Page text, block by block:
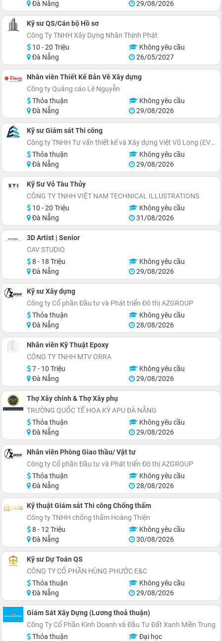
Đà Nẵng 29/08/2026
Kỹ sư QS/Cán bộ Hồ sơ
Công Ty TNHH Xây Dựng Nhân Thịnh Phát
10 - 20 Triệu
Không yêu cầu
Đà Nẵng
26/05/2027
Nhân viên Thiết Kế Bản Vẽ Xây dựng
Công ty Quảng cáo Lê Nguyễn
Thỏa thuận
Không yêu cầu
Đà Nẵng
29/08/2026
Kỹ sư Giám sát Thi công
Công ty TNHH Tư vấn thiết kế và Xây dựng Việt Vũ Long (EVITArchitecture)
Thỏa thuận
Không yêu cầu
Đà Nẵng
29/08/2026
Kỹ Sư Vỏ Tàu Thủy
CÔNG TY TNHH VIỆT NAM TECHNICAL ILLUSTRATIONS
10 - 20 Triệu
Không yêu cầu
Đà Nẵng
31/08/2026
3D Artist | Senior
CAV STUDIO
8 - 18 Triệu
Không yêu cầu
Đà Nẵng
29/08/2026
Kỹ sư Xây dựng
Công ty Cổ phần Đầu tư và Phát triển Đô thị AZGROUP
Thỏa thuận
Không yêu cầu
Đà Nẵng
28/08/2026
Nhân viên Kỹ Thuật Epoxy
CÔNG TY TNHH MTV ORRA
7 - 10 Triệu
Không yêu cầu
Đà Nẵng
29/08/2026
Thợ Xây chính & Thợ Xây phụ
TRƯỜNG QUỐC TẾ HOA KỲ APU ĐÀ NẴNG
Thỏa thuận
Không yêu cầu
Đà Nẵng
29/08/2026
Nhân viên Phòng Giao thầu/ Vật tư
Công ty Cổ phần Đầu tư và Phát triển Đô thị AZGROUP
Thỏa thuận
Không yêu cầu
Đà Nẵng
28/08/2026
Kỹ thuật Giám sát Thi công Chống thấm
Công ty TNHH chống thấm Hoàng Thiện
8 - 12 Triệu
Không yêu cầu
Đà Nẵng
30/08/2026
Kỹ sư Dự Toán QS
CÔNG TY CỔ PHẦN HÙNG PHƯỚC E&C
Thỏa thuận
Không yêu cầu
Đà Nẵng
29/08/2026
Giám Sát Xây Dựng (Lương thoả thuận)
Công Ty Cổ Phần Kinh Doanh và Đầu Tư Đất Xanh Miền Trung
Thỏa thuận
Đại học